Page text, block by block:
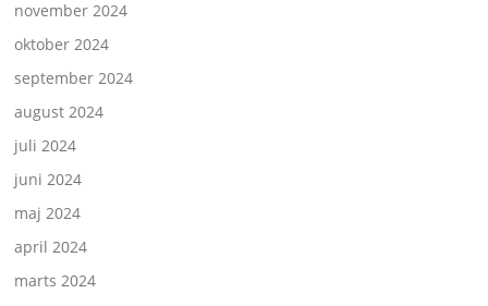
november 2024
oktober 2024
september 2024
august 2024
juli 2024
juni 2024
maj 2024
april 2024
marts 2024